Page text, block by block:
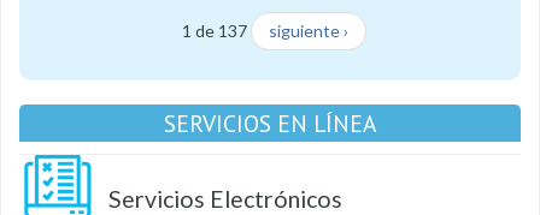
1 de 137 siguiente ›
SERVICIOS EN LÍNEA
Servicios Electrónicos